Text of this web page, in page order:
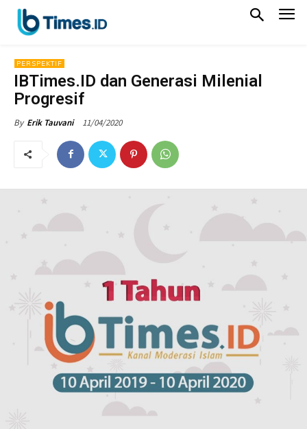
PERSPEKTIF
IBTimes.ID dan Generasi Milenial
Progresif
By Erik Tauvani 11/04/2020